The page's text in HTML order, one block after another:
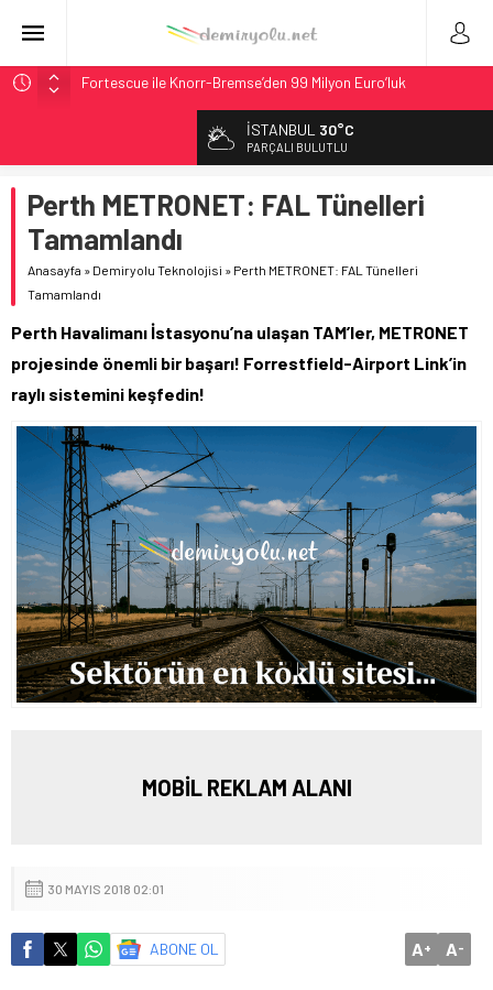
Fortescue ile Knorr-Bremse’den 99 Milyon Euro’luk
Stadler, Austin’e 21 CITYLINK Hafif Raylı Aracı Tedarik
9,9 Milyar Dolarlık Mor Hat’ta Tel Testleri Başladı
Utah’ta 31 Milyon Dolarlık Proje Trafik Çilesini Bitiriyor
İmzaladı
İSTANBUL 30°C
PARÇALI BULUTLU
Perth METRONET: FAL Tünelleri
Tamamlandı
Anasayfa » Demiryolu Teknolojisi » Perth METRONET: FAL Tünelleri
Tamamlandı
Perth Havalimanı İstasyonu’na ulaşan TAM’ler, METRONET
projesinde önemli bir başarı! Forrestfield-Airport Link’in
raylı sistemini keşfedin!
MOBİL REKLAM ALANI
30 MAYIS 2018 02:01
ABONE OL A+ A-